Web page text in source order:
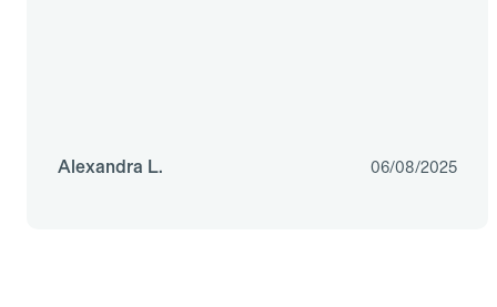
Alexandra L. 06/08/2025